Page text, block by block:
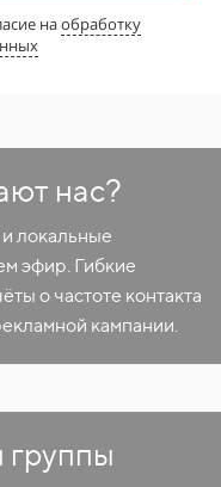
наобработку
нас?
локальные
эфир. Гибкие
о частоте контакта
кампании.
группы